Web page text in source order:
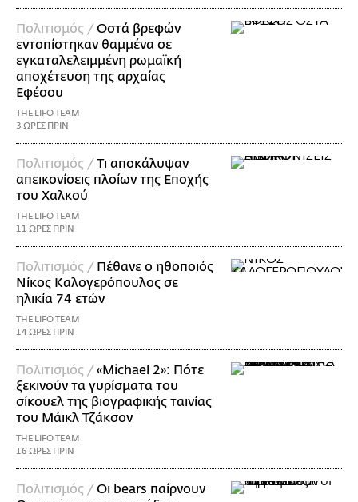
Πολιτισμός /Οστά βρεφών
εντοπίστηκαν θαμμένα σε
εγκαταλελειμμένη ρωμαϊκή
αποχέτευση της αρχαίας
Εφέσου
THE LIFO TEAM
3 ΩΡΕΣ ΠΡΙΝ
Πολιτισμός /Τι αποκάλυψαν
απεικονίσεις πλοίων της Εποχής
του Χαλκού
THE LIFO TEAM
11 ΩΡΕΣ ΠΡΙΝ
Πολιτισμός / Πέθανε ο ηθοποιός
Νίκος Καλογερόπουλος σε
ηλικία 74 ετών
THE LIFO TEAM
14 ΩΡΕΣ ΠΡΙΝ
Πολιτισμός /«Michael 2»: Πότε
ξεκινούν τα γυρίσματα του
σίκουελ της βιογραφικής ταινίας
του Μάικλ Τζάκσον
THE LIFO TEAM
16 ΩΡΕΣ ΠΡΙΝ
Πολιτισμός /Οι bears παίρνουν